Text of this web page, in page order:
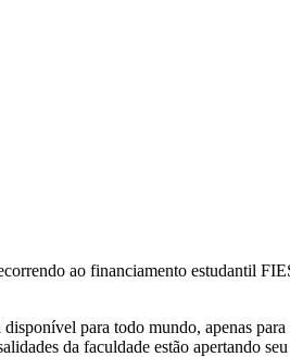
ao financiamento estudantil
para todo mundo, apenas
da faculdade estão apertando